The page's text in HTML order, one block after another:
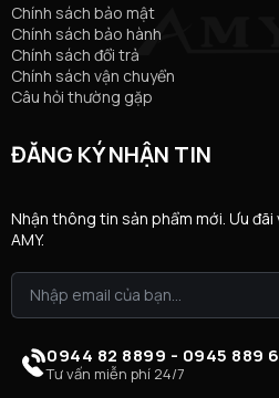
Chính sách bảo mật
Chính sách bảo hành
Chính sách đổi trả
Chính sách vận chuyển
Câu hỏi thường gặp
ĐĂNG KÝ NHẬN TIN
Nhận thông tin sản phẩm mới. Ưu
AMY.
0944 82 8899 - 0945 889
Tư vấn miễn phí 24/7